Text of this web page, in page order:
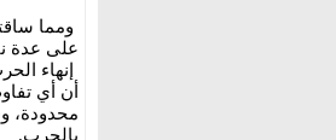
ومما
على عدة
إنهاء
أن أي
محدودة،
بالحرب.